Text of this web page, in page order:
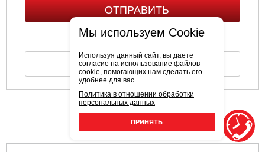
НАШИ ПРЕИМУЩЕСТВА
Мы используем Cookie
Используя данный сайт, вы даете
согласие на использование файлов
cookie, помогающих нам сделать его
удобнее для вас.
Политика в отношении обработки
персональных данных
ПРИНЯТЬ